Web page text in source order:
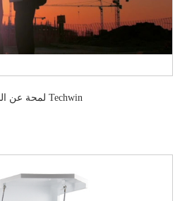
لمحة عن الشركة Techwin